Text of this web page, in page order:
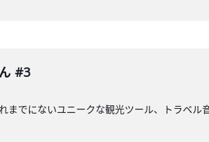
#3
までにないユニークな観光ツール、トラベル